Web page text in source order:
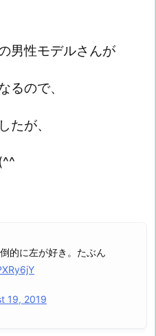
男性モデルさんが
るので、
たが、
ゞ
的に左が好き。たぶん
19, 2019